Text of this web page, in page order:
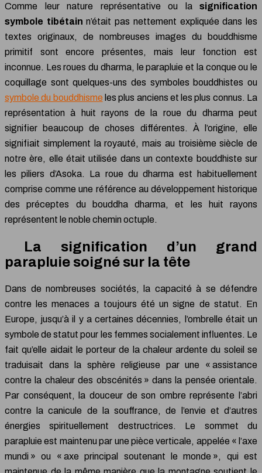
Comme leur nature représentative ou la signification
symbole tibétain n’était pas nettement expliquée dans les
textes originaux, de nombreuses images du bouddhisme
primitif sont encore présentes, mais leur fonction est
inconnue. Les roues du dharma, le parapluie et la conque ou le
coquillage sont quelques-uns des symboles bouddhistes ou
symbole du bouddhisme les plus anciens et les plus connus. La
représentation à huit rayons de la roue du dharma peut
signifier beaucoup de choses différentes. À l’origine, elle
signifiait simplement la royauté, mais au troisième siècle de
notre ère, elle était utilisée dans un contexte bouddhiste sur
les piliers d’Asoka. La roue du dharma est habituellement
comprise comme une référence au développement historique
des préceptes du bouddha dharma, et les huit rayons
représentent le noble chemin octuple.
La signification d’un grand
parapluie soigné sur la tête
Dans de nombreuses sociétés, la capacité à se défendre
contre les menaces a toujours été un signe de statut. En
Europe, jusqu’à il y a certaines décennies, l’ombrelle était un
symbole de statut pour les femmes socialement influentes. Le
fait qu’elle aidait le porteur de la chaleur ardente du soleil se
traduisait dans la sphère religieuse par une « assistance
contre la chaleur des obscénités » dans la pensée orientale.
Par conséquent, la douceur de son ombre représente l’abri
contre la canicule de la souffrance, de l’envie et d’autres
énergies spirituellement destructrices. Le sommet du
parapluie est maintenu par une pièce verticale, appelée « l’axe
mundi » ou « axe principal soutenant le monde », qui est